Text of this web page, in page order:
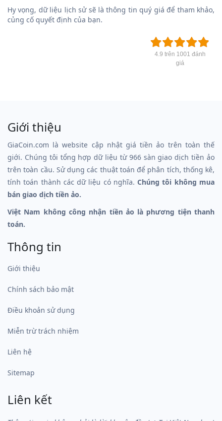
Hy vọng, dữ liệu lịch sử sẽ là thông tin quý giá để tham khảo,
củng cố quyết định của bạn.
4.9 trên 1001 đánh
giá
Giới thiệu
GiaCoin.com là website cập nhật giá tiền ảo trên toàn thế
giới. Chúng tôi tổng hợp dữ liệu từ 966 sàn giao dịch tiền ảo
trên toàn cầu. Sử dụng các thuật toán để phân tích, thống kê,
tính toán thành các dữ liệu có nghĩa.Chúng tôi không mua
bán giao dịch tiền ảo.
Việt Nam không công nhận tiền ảo là phương tiện thanh
toán.
Thông tin
Giới thiệu
Chính sách bảo mật
Điều khoản sử dụng
Miễn trừ trách nhiệm
Liên hệ
Sitemap
Liên kết